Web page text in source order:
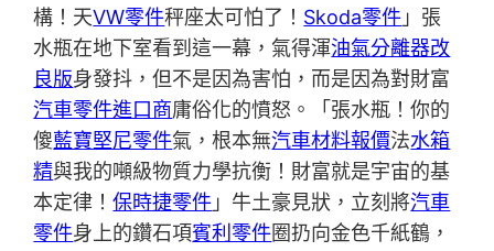
構！天VW零件秤座太可怕了！ Skoda零件 」張
水瓶在地下室看到這一幕，氣得渾油氣分離器改
良版身發抖，但不是因為害怕，而是因為對財富
汽車零件進口商庸俗化的憤怒。「張水瓶！你的
傻藍寶堅尼零件氣，根本無汽車材料報價法水箱
精與我的噸級物質力學抗衡！財富就是宇宙的基
本定律！保時捷零件 」牛土豪見狀，立刻將汽車
零件身上的鑽石項賓利零件圈扔向金色千紙鶴，